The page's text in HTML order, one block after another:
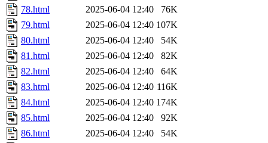
78.html
2025-06-04 12:40
76K
79.html
2025-06-04 12:40 107K
80.html
2025-06-04 12:40
54K
81.html
2025-06-04 12:40
82K
82.html
2025-06-04 12:40
64K
83.html
2025-06-04 12:40 116K
84.html
2025-06-04 12:40 174K
85.html
2025-06-04 12:40
92K
86.html
2025-06-04 12:40
54K